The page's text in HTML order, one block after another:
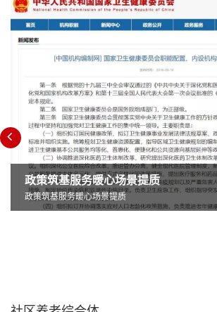
政策筑基服务暖心场景提质
政策筑基服务暖心场景提质